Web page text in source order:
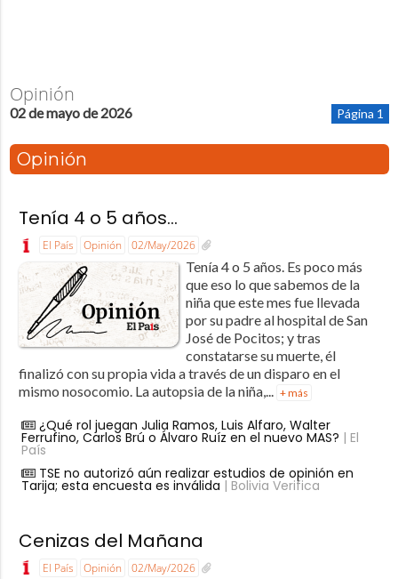
Opinión
02 de mayo de 2026 Página 1
Opinión
Tenía 4 o 5 años…
El País Opinión 02/May/2026
Tenía 4 o 5 años. Es poco más
que eso lo que sabemos de la
niña que este mes fue llevada
por su padre al hospital de San
José de Pocitos; y tras
constatarse su muerte, él
finalizó con su propia vida a través de un disparo en el
mismo nosocomio. La autopsia de la niña,...
+ más
¿Qué rol juegan Julia Ramos, Luis Alfaro, Walter
Ferrufino, Carlos Brú o Álvaro Ruíz en el nuevo MAS? | El
País
TSE no autorizó aún realizar estudios de opinión en
Tarija; esta encuesta es inválida | Bolivia Verifica
Cenizas del Mañana
El País Opinión 02/May/2026